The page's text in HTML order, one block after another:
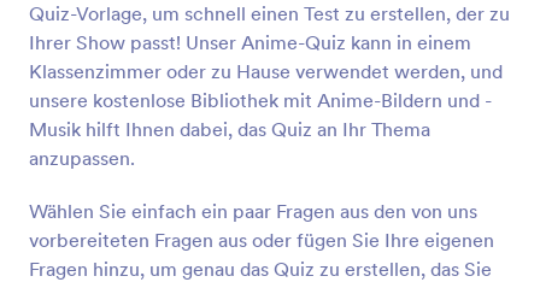
Quiz-Vorlage, um schnell einen Test zu erstellen, der zu
Ihrer Show passt! Unser Anime-Quiz kann in einem
Klassenzimmer oder zu Hause verwendet werden, und
unsere kostenlose Bibliothek mit Anime-Bildern und -
Musik hilft Ihnen dabei, das Quiz an Ihr Thema
anzupassen.
Wählen Sie einfach ein paar Fragen aus den von uns
vorbereiteten Fragen aus oder fügen Sie Ihre eigenen
Fragen hinzu, um genau das Quiz zu erstellen, das Sie